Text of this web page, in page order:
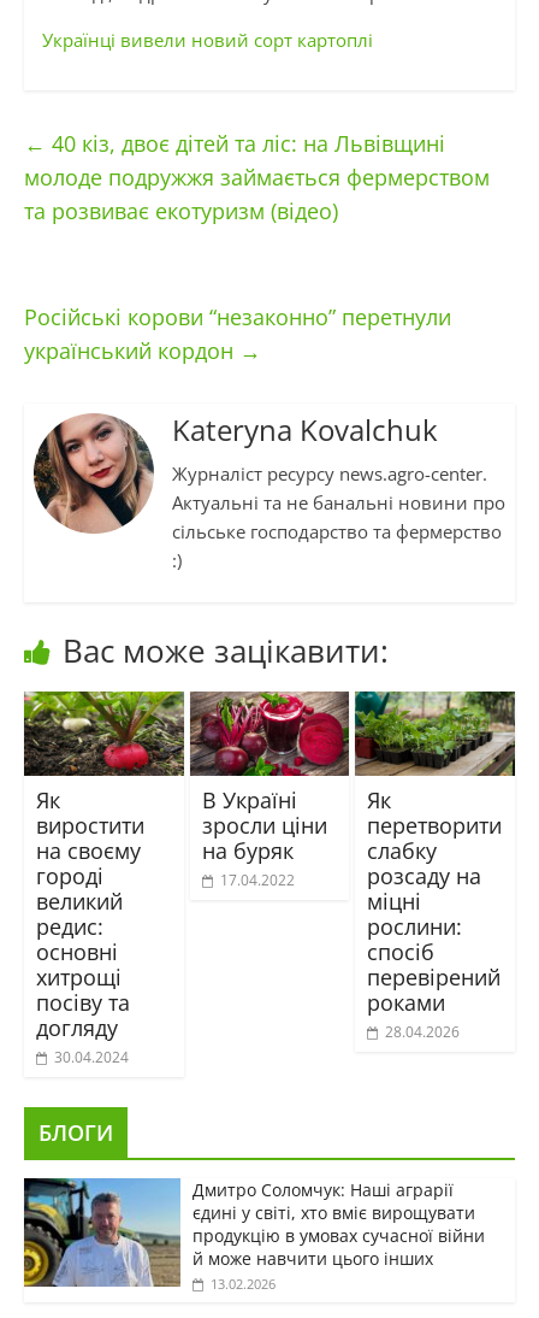
Українці вивели новий сорт картоплі
← 40 кіз, двоє дітей та ліс: на Львівщині
молоде подружжя займається фермерством
та розвиває екотуризм (відео)
Російські корови “незаконно” перетнули
український кордон →
Kateryna Kovalchuk
Журналіст ресурсу news.agro-center.
Актуальні та не банальні новини про
сільське господарство та фермерство
:)
Вас може зацікавити:
Як
виростити
на своєму
городі
великий
редис:
основні
хитрощі
посіву та
догляду
30.04.2024
В Україні
зросли ціни
на буряк
17.04.2022
Як
перетворити
слабку
розсаду на
міцні
рослини:
спосіб
перевірений
роками
28.04.2026
БЛОГИ
Дмитро Соломчук: Наші аграрії
єдині у світі, хто вміє вирощувати
продукцію в умовах сучасної війни
й може навчити цього інших
13.02.2026